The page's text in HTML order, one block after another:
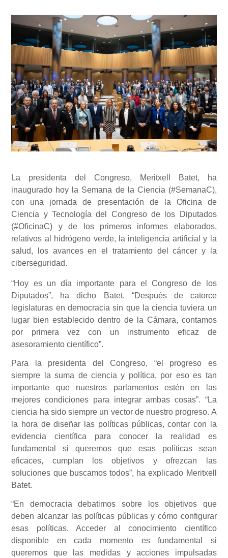
La presidenta del Congreso, Meritxell Batet, ha
inaugurado hoy la Semana de la Ciencia (#SemanaC),
con una jornada de presentación de la Oficina de
Ciencia y Tecnología del Congreso de los Diputados
(#OficinaC) y de los primeros informes elaborados,
relativos al hidrógeno verde, la inteligencia artificial y la
salud, los avances en el tratamiento del cáncer y la
ciberseguridad.
“Hoy es un día importante para el Congreso de los
Diputados”, ha dicho Batet. “Después de catorce
legislaturas en democracia sin que la ciencia tuviera un
lugar bien establecido dentro de la Cámara, contamos
por primera vez con un instrumento eficaz de
asesoramiento científico”.
Para la presidenta del Congreso, “el progreso es
siempre la suma de ciencia y política, por eso es tan
importante que nuestros parlamentos estén en las
mejores condiciones para integrar ambas cosas”. “La
ciencia ha sido siempre un vector de nuestro progreso. A
la hora de diseñar las políticas públicas, contar con la
evidencia científica para conocer la realidad es
fundamental si queremos que esas políticas sean
eficaces, cumplan los objetivos y ofrezcan las
soluciones que buscamos todos”, ha explicado Meritxell
Batet.
“En democracia debatimos sobre los objetivos que
deben alcanzar las políticas públicas y cómo configurar
esas políticas. Acceder al conocimiento científico
disponible en cada momento es fundamental si
queremos que las medidas y acciones impulsadas